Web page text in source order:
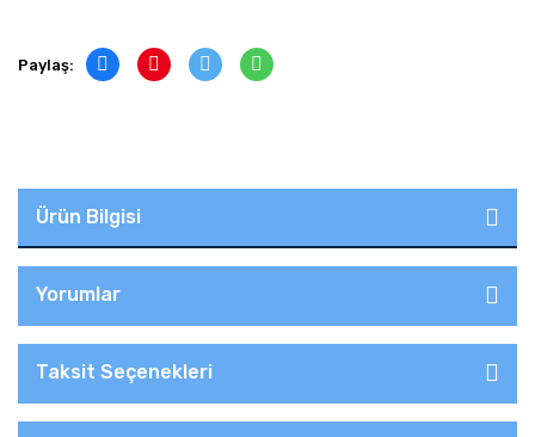
Paylaş:
Ürün Bilgisi
Yorumlar
Taksit Seçenekleri